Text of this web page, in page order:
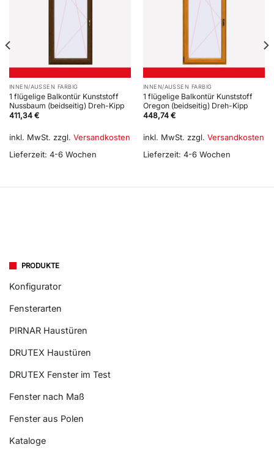
INNEN/AUSSEN FARBIG
1 flügelige Balkontür Kunststoff
Nussbaum (beidseitig) Dreh-Kipp
411,34 €
inkl. MwSt. zzgl. Versandkosten
Lieferzeit: 4-6 Wochen
INNEN/AUSSEN FARBIG
1 flügelige Balkontür Kunststoff
Oregon (beidseitig) Dreh-Kipp
448,74 €
inkl. MwSt. zzgl. Versandkosten
Lieferzeit: 4-6 Wochen
PRODUKTE
Konfigurator
Fensterarten
PIRNAR Haustüren
DRUTEX Haustüren
DRUTEX Fenster im Test
Fenster nach Maß
Fenster aus Polen
Kataloge